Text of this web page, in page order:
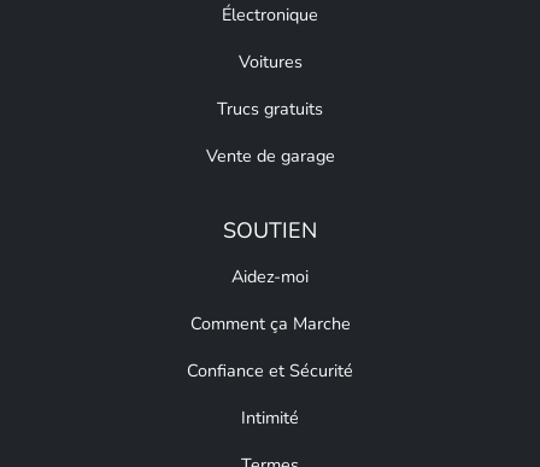
Électronique
Voitures
Trucs gratuits
Vente de garage
SOUTIEN
Aidez-moi
Comment ça Marche
Confiance et Sécurité
Intimité